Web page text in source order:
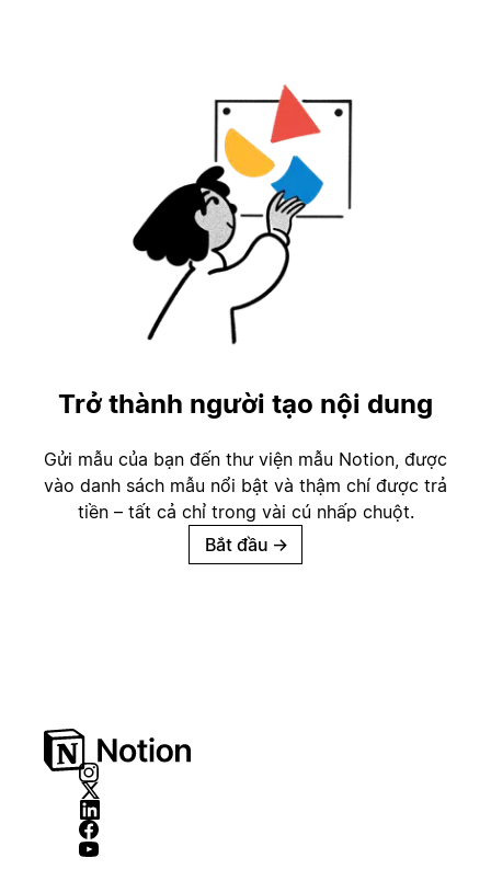
Trở thành người tạo nội dung
Gửi mẫu của bạn đến thư viện mẫu Notion, được
vào danh sách mẫu nổi bật và thậm chí được trả
tiền – tất cả chỉ trong vài cú nhấp chuột.
Bắt đầu →